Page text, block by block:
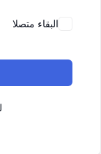
البقاء متصلا